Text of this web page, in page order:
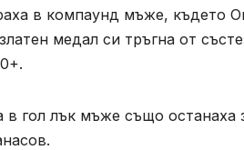
в компаунд мъже, където
медал си тръгна от
в гол лък мъже също